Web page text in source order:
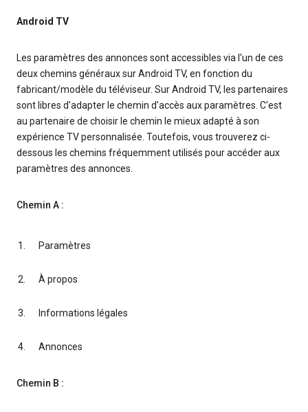
Android TV
Les paramètres des annonces sont accessibles via l'un de ces
deux chemins généraux sur Android TV, en fonction du
fabricant/modèle du téléviseur. Sur Android TV, les partenaires
sont libres d'adapter le chemin d'accès aux paramètres. C'est
au partenaire de choisir le chemin le mieux adapté à son
expérience TV personnalisée. Toutefois, vous trouverez ci-
dessous les chemins fréquemment utilisés pour accéder aux
paramètres des annonces.
Chemin A :
Paramètres
À propos
Informations légales
Annonces
Chemin B :